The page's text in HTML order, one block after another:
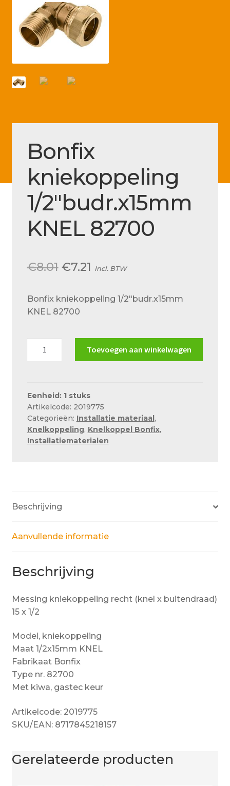
Betaling voltooid
Blog
Klantenservice
Betaalmethode
Mijn account
Over ons
Privacy
Sample Page
Verzending en bezorging
Winkel
Winkelmand
Bonfix
kniekoppeling
1/2″budr.x15mm
KNEL 82700
€8.01 Oorspronkelijke
was:
€7.21 Huidige
is:
Incl. BTW
Bonfix kniekoppeling 1/2″budr.x15mm
KNEL 82700
82700
aantal
Toevoegen aan winkelwagen
Eenheid: 1 stuks
Artikelcode: 2019775
Categorieën: Installatie materiaal ,
Knelkoppeling, Knelkoppel Bonfix,
Installatiematerialen
Beschrijving
Aanvullende informatie
Beschrijving
Messing kniekoppeling recht (knel x buitendraad)
15 x 1/2
Model, kniekoppeling
Maat 1/2x15mm KNEL
Fabrikaat Bonfix
Type nr. 82700
Met kiwa, gastec keur
Artikelcode: 2019775
SKU/EAN: 8717845218157
Gerelateerde producten